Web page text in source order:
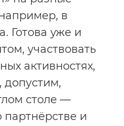
в
Готова уже и
участвовать
активностях,
допустим,
столе —
партнёрстве и